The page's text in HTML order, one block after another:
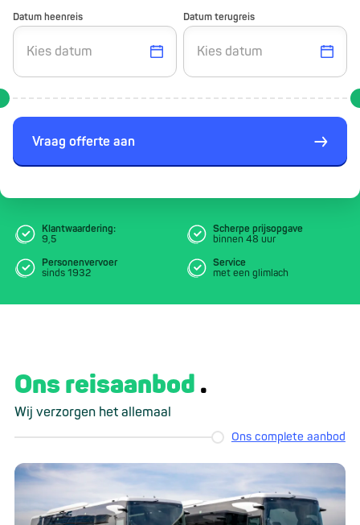
Datum heenreis Datum terugreis
Vraag offerte aan
Klantwaardering:
9,5
Scherpe prijsopgave
binnen 48 uur
Personenvervoer
sinds 1932
Service
met een glimlach
Ons reisaanbod
Wij verzorgen het allemaal
Ons complete aanbod